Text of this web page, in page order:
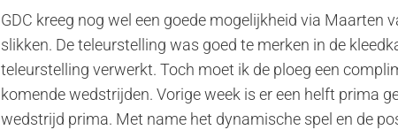
GDC kreeg nog wel een goede mogelijkheid via Maarten
slikken. De teleurstelling was goed te merken in de
teleurstelling verwerkt. Toch moet ik de ploeg een
komende wedstrijden. Vorige week is er een helft prima
wedstrijd prima. Met name het dynamische spel en de